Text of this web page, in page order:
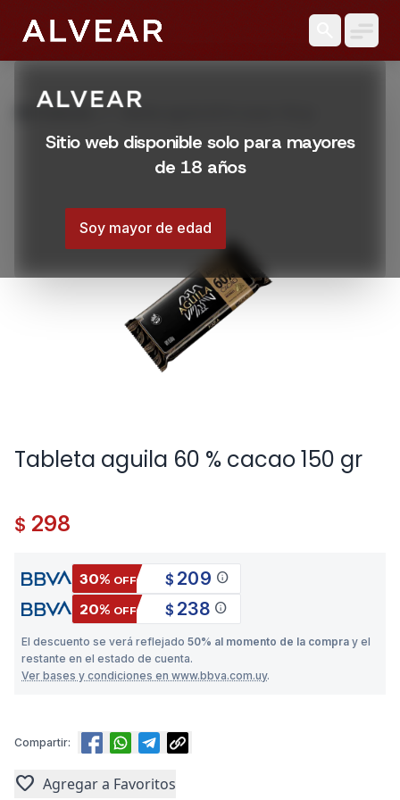
Sitio web disponible solo para mayores
de 18 años
Soy mayor de edad
Productos Tableta aguila 60 % cacao 150 gr
Tableta aguila 60 % cacao 150 gr
$ 298
30% OFF $ 209 info
20% OFF $ 238 info
El descuento se verá reflejado 50% al momento de la compra y el
restante en el estado de cuenta.
Ver bases y condiciones en www.bbva.com.uy.
Compartir:
favorite Agregar a Favoritos